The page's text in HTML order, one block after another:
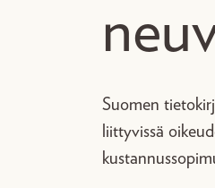
Suomen
liittyvissä